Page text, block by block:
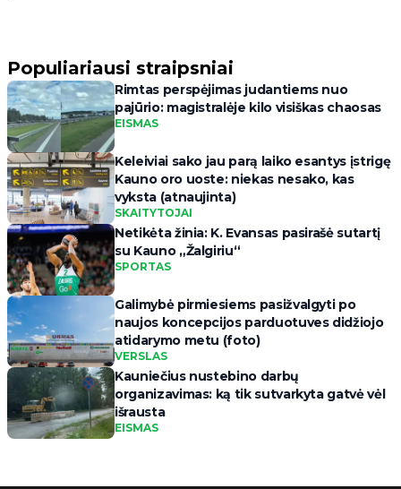
Populiariausi straipsniai
Rimtas perspėjimas judantiems nuo
pajūrio: magistralėje kilo visiškas chaosas
EISMAS
Keleiviai sako jau parą laiko esantys įstrigę
Kauno oro uoste: niekas nesako, kas
vyksta (atnaujinta)
SKAITYTOJAI
Netikėta žinia: K. Evansas pasirašė sutartį
su Kauno „Žalgiriu“
SPORTAS
Galimybė pirmiesiems pasižvalgyti po
naujos koncepcijos parduotuves didžiojo
atidarymo metu (foto)
VERSLAS
Kauniečius nustebino darbų
organizavimas: ką tik sutvarkyta gatvė vėl
išrausta
EISMAS